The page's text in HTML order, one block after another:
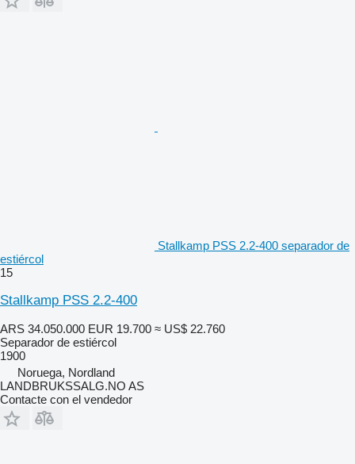
Stallkamp PSS 2.2-400 separador de
estiércol
15
Stallkamp PSS 2.2-400
ARS 34.050.000 EUR 19.700 ≈ US$ 22.760
Separador de estiércol
1900
Noruega, Nordland
LANDBRUKSSALG.NO AS
Contacte con el vendedor